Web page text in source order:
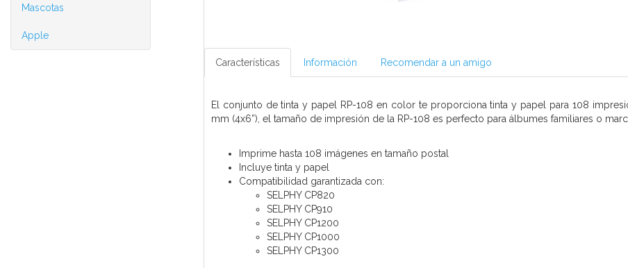
Mascotas
Apple
Características Información Recomendar a un amigo
El conjunto de tinta y papel RP-108 en color te proporciona tinta y papel para 108
mm (4x6”), el tamaño de impresión de la RP-108 es perfecto para álbumes familiares o
Imprime hasta 108 imágenes en tamaño postal
Incluye tinta y papel
Compatibilidad garantizada con:
SELPHY CP820
SELPHY CP910
SELPHY CP1200
SELPHY CP1000
SELPHY CP1300